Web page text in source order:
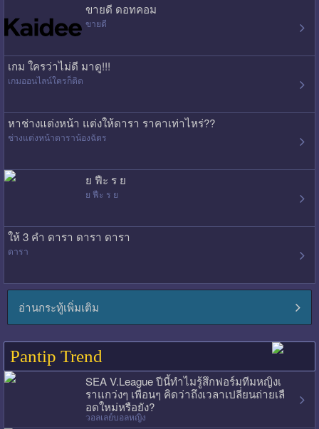
ขายดี ดอทคอม
ขายดี
เกม ใครว่าไม่ดี มาดู!!!
เกมออนไลน์ใครก็ติด
หาช่างแต่งหน้า แต่งให้ดารา ราคาเท่าไหร่??
ช่างแต่งหน้าดาราน้องฉัตร
ย ฟืะ ร ย
ย ฟืะ ร ย
ให้ 3 คำ ดารา ดารา ดารา
ดารา
อ่านกระทู้เพิ่มเติม
Pantip Trend
SEA V.League ปีนี้ทำไมรู้สึกฟอร์มทีมหญิงเ
ราแกว่งๆ เพื่อนๆ คิดว่าถึงเวลาเปลี่ยนถ่ายเลื
อดใหม่หรือยัง?
วอลเลย์บอลหญิง